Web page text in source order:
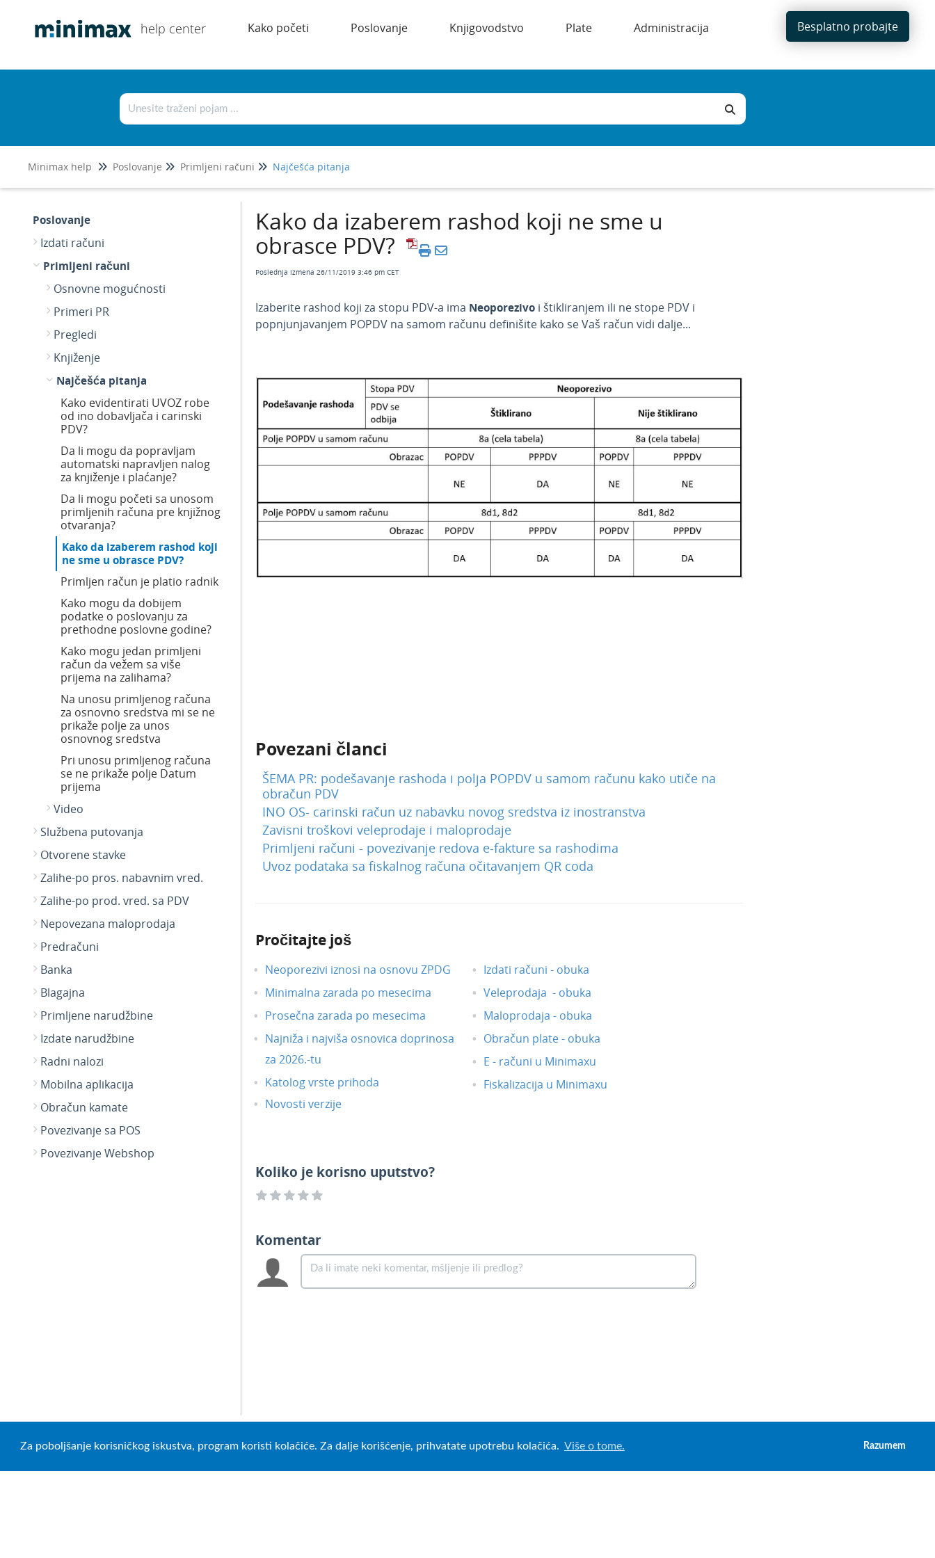
Za poboljšanje korisničkog iskustva, program koristi kolačiće. Za dalje korišćenje, prihvatate upotrebu kolačića. Više o tome. Razumem
help center Kako početi Poslovanje Knjigovodstvo Plate Administracija Besplatno probajte
Minimax help Poslovanje Primljeni računi Najčešća pitanja
Poslovanje
Izdati računi
Primljeni računi
Osnovne mogućnosti
Primeri PR
Pregledi
Knjiženje
Najčešća pitanja
Kako evidentirati UVOZ robe
od ino dobavljača i carinski
PDV?
Da li mogu da popravljam
automatski napravljen nalog
za knjiženje i plaćanje?
Da li mogu početi sa unosom
primljenih računa pre knjižnog
otvaranja?
Kako da izaberem rashod koji
ne sme u obrasce PDV?
Primljen račun je platio radnik
Kako mogu da dobijem
podatke o poslovanju za
prethodne poslovne godine?
Kako mogu jedan primljeni
račun da vežem sa više
prijema na zalihama?
Na unosu primljenog računa
za osnovno sredstva mi se ne
prikaže polje za unos
osnovnog sredstva
Pri unosu primljenog računa
se ne prikaže polje Datum
prijema
Video
Službena putovanja
Otvorene stavke
Zalihe-po pros. nabavnim vred.
Zalihe-po prod. vred. sa PDV
Nepovezana maloprodaja
Predračuni
Banka
Blagajna
Primljene narudžbine
Izdate narudžbine
Radni nalozi
Mobilna aplikacija
Obračun kamate
Povezivanje sa POS
Povezivanje Webshop
Kako da izaberem rashod koji ne sme u
obrasce PDV?
Poslednja izmena 26/11/2019 3:46 pm CET
Izaberite rashod koji za stopu PDV-a ima Neoporezivo i štikliranjem ili ne stope PDV i
popnjunjavanjem POPDV na samom računu definišite kako se Vaš račun vidi dalje...
Povezani članci
ŠEMA PR: podešavanje rashoda i polja POPDV u samom računu kako utiče na
obračun PDV
INO OS- carinski račun uz nabavku novog sredstva iz inostranstva
Zavisni troškovi veleprodaje i maloprodaje
Primljeni računi - povezivanje redova e-fakture sa rashodima
Uvoz podataka sa fiskalnog računa očitavanjem QR coda
Pročitajte još
Neoporezivi iznosi na osnovu ZPDG
Minimalna zarada po mesecima
Prosečna zarada po mesecima
Najniža i najviša osnovica doprinosa
za 2026.-tu
Katolog vrste prihoda
Novosti verzije
Izdati računi - obuka
Veleprodaja - obuka
Maloprodaja - obuka
Obračun plate - obuka
E - računi u Minimaxu
Fiskalizacija u Minimaxu
Koliko je korisno uputstvo?
Komentar